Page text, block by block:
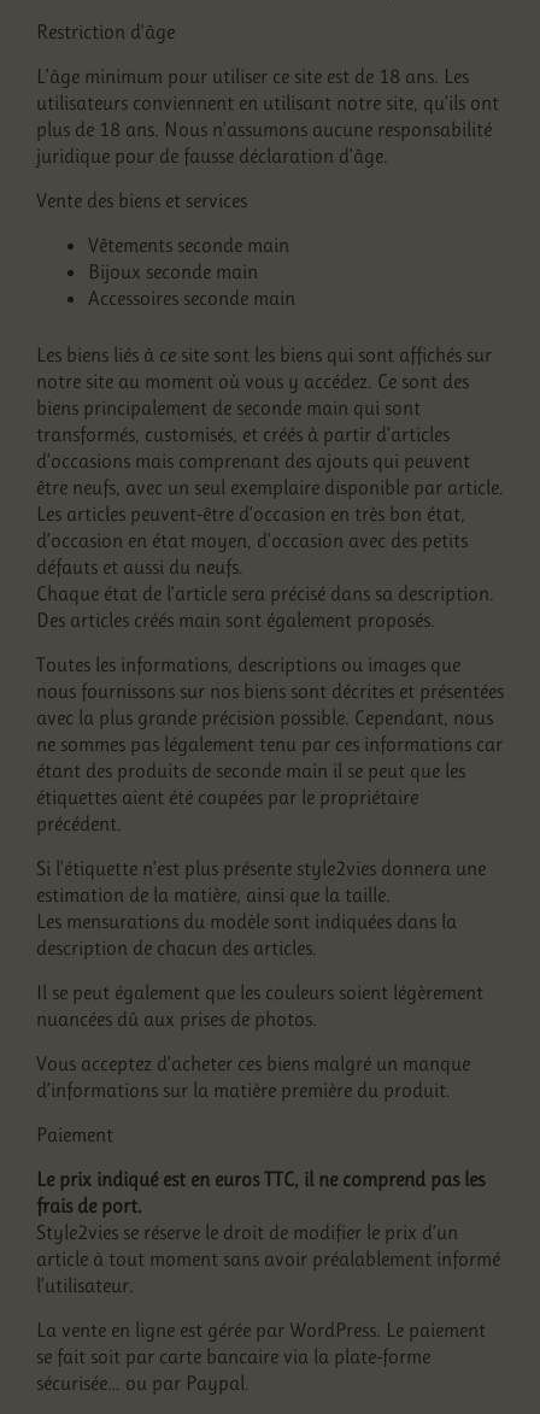
Restriction d’âge
L’âge minimum pour utiliser ce site est de 18 ans. Les
utilisateurs conviennent en utilisant notre site, qu’ils ont
plus de 18 ans. Nous n’assumons aucune responsabilité
juridique pour de fausse déclaration d’âge.
Vente des biens et services
Vêtements seconde main
Bijoux seconde main
Accessoires seconde main
Les biens liés à ce site sont les biens qui sont affichés sur
notre site au moment où vous y accédez. Ce sont des
biens principalement de seconde main qui sont
transformés, customisés, et créés à partir d’articles
d’occasions mais comprenant des ajouts qui peuvent
être neufs, avec un seul exemplaire disponible par article.
Les articles peuvent-être d’occasion en très bon état,
d’occasion en état moyen, d’occasion avec des petits
défauts et aussi du neufs.
Chaque état de l’article sera précisé dans sa description.
Des articles créés main sont également proposés.
Toutes les informations, descriptions ou images que
nous fournissons sur nos biens sont décrites et présentées
avec la plus grande précision possible. Cependant, nous
ne sommes pas légalement tenu par ces informations car
étant des produits de seconde main il se peut que les
étiquettes aient été coupées par le propriétaire
précédent.
Si l’étiquette n’est plus présente style2vies donnera une
estimation de la matière, ainsi que la taille.
Les mensurations du modèle sont indiquées dans la
description de chacun des articles.
Il se peut également que les couleurs soient légèrement
nuancées dû aux prises de photos.
Vous acceptez d’acheter ces biens malgré un manque
d’informations sur la matière première du produit.
Paiement
Le prix indiqué est en euros TTC, il ne comprend pas les
frais de port.
Style2vies se réserve le droit de modifier le prix d’un
article à tout moment sans avoir préalablement informé
l’utilisateur.
La vente en ligne est gérée par WordPress. Le paiement
se fait soit par carte bancaire via la plate-forme
sécurisée… ou par Paypal.